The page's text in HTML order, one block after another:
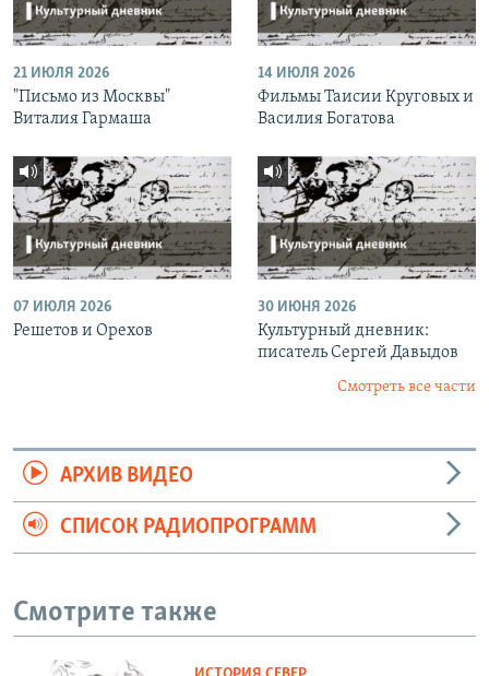
21 ИЮЛЯ 2026
"Письмо из Москвы"
Виталия Гармаша
14 ИЮЛЯ 2026
Фильмы Таисии Круговых и
Василия Богатова
07 ИЮЛЯ 2026
Решетов и Орехов
30 ИЮНЯ 2026
Культурный дневник:
писатель Сергей Давыдов
Смотреть все части
АРХИВ ВИДЕО
СПИСОК РАДИОПРОГРАММ
Смотрите также